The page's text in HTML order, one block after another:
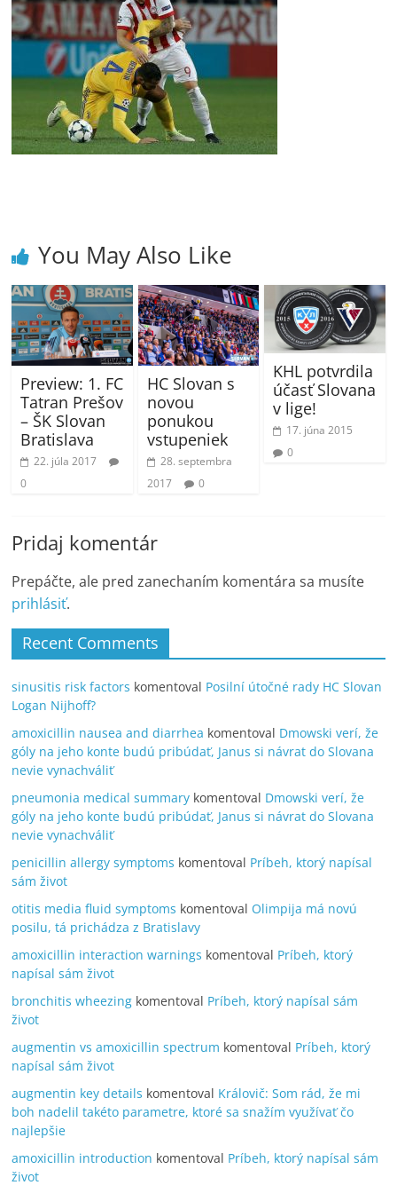
You May Also Like
Preview: 1. FC
Tatran Prešov
– ŠK Slovan
Bratislava
22. júla 2017
0
HC Slovan s
novou
ponukou
vstupeniek
28. septembra
2017
0
KHL potvrdila
účasť Slovana
v lige!
17. júna 2015
0
Pridaj komentár
Prepáčte, ale pred zanechaním komentára sa musíte
prihlásiť.
Recent Comments
sinusitis risk factors komentoval Posilní útočné rady HC Slovan
Logan Nijhoff?
amoxicillin nausea and diarrhea komentoval Dmowski verí, že
góly na jeho konte budú pribúdať, Janus si návrat do Slovana
nevie vynachváliť
pneumonia medical summary komentoval Dmowski verí, že
góly na jeho konte budú pribúdať, Janus si návrat do Slovana
nevie vynachváliť
penicillin allergy symptoms komentoval Príbeh, ktorý napísal
sám život
otitis media fluid symptoms komentoval Olimpija má novú
posilu, tá prichádza z Bratislavy
amoxicillin interaction warnings komentoval Príbeh, ktorý
napísal sám život
bronchitis wheezing komentoval Príbeh, ktorý napísal sám
život
augmentin vs amoxicillin spectrum komentoval Príbeh, ktorý
napísal sám život
augmentin key details komentoval Královič: Som rád, že mi
boh nadelil takéto parametre, ktoré sa snažím využívať čo
najlepšie
amoxicillin introduction komentoval Príbeh, ktorý napísal sám
život